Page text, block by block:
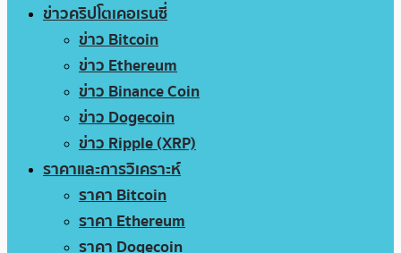
ข่าวคริปโตเคอเรนซี่
ข่าว Bitcoin
ข่าว Ethereum
ข่าว Binance Coin
ข่าว Dogecoin
ข่าว Ripple (XRP)
ราคาและการวิเคราะห์
ราคา Bitcoin
ราคา Ethereum
ราคา Dogecoin